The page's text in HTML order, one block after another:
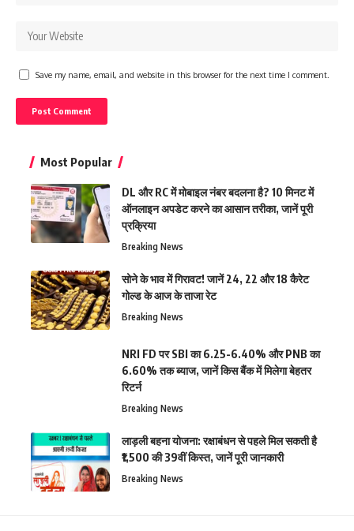
Save my name, email, and website in this browser for the next time I comment.
Most Popular
DL और RC में मोबाइल नंबर बदलना है? 10 मिनट में
ऑनलाइन अपडेट करने का आसान तरीका, जानें पूरी
प्रक्रिया
Breaking News
सोने के भाव में गिरावट! जानें 24, 22 और 18 कैरेट
गोल्ड के आज के ताजा रेट
Breaking News
NRI FD पर SBI का 6.25-6.40% और PNB का
6.60% तक ब्याज, जानें किस बैंक में मिलेगा बेहतर
रिटर्न
Breaking News
लाड़ली बहना योजना: रक्षाबंधन से पहले मिल सकती है
₹1,500 की 39वीं किस्त, जानें पूरी जानकारी
Breaking News